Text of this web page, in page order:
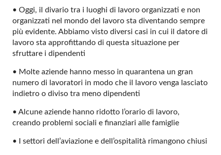
• Oggi, il divario tra i luoghi di lavoro organizzati e non
organizzati nel mondo del lavoro sta diventando sempre
più evidente. Abbiamo visto diversi casi in cui il datore di
lavoro sta approfittando di questa situazione per
sfruttare i dipendenti
• Molte aziende hanno messo in quarantena un gran
numero di lavoratori in modo che il lavoro venga lasciato
indietro o diviso tra meno dipendenti
• Alcune aziende hanno ridotto l’orario di lavoro,
creando problemi sociali e finanziari alle famiglie
• I settori dell’aviazione e dell’ospitalità rimangono chiusi